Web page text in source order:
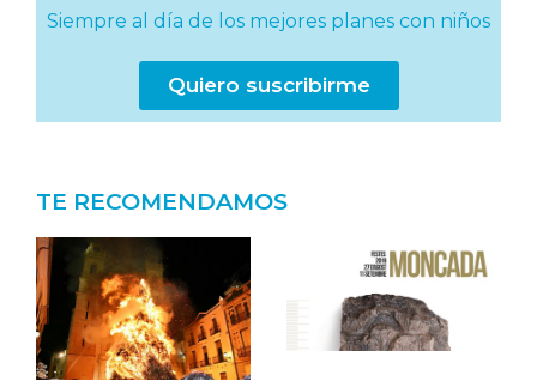
Siempre al día de los mejores planes con niños
Quiero suscribirme
TE RECOMENDAMOS